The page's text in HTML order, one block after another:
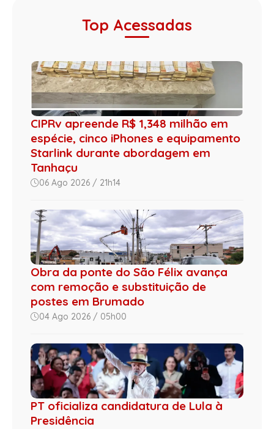
Top Acessadas
CIPRv apreende R$ 1,348 milhão em
espécie, cinco iPhones e equipamento
Starlink durante abordagem em
Tanhaçu
06 Ago 2026 / 21h14
Obra da ponte do São Félix avança
com remoção e substituição de
postes em Brumado
04 Ago 2026 / 05h00
PT oficializa candidatura de Lula à
Presidência